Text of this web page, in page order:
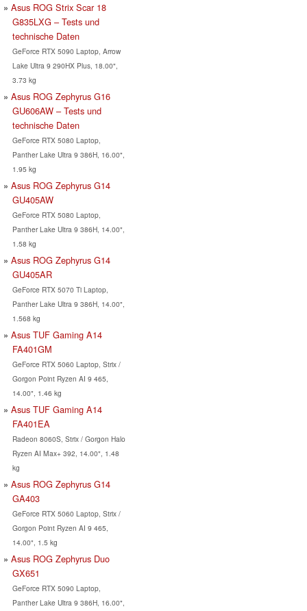
Asus ROG Strix Scar 18
G835LXG – Tests und
technische Daten
GeForce RTX 5090 Laptop, Arrow
Lake Ultra 9 290HX Plus, 18.00",
3.73 kg
Asus ROG Zephyrus G16
GU606AW – Tests und
technische Daten
GeForce RTX 5080 Laptop,
Panther Lake Ultra 9 386H, 16.00",
1.95 kg
Asus ROG Zephyrus G14
GU405AW
GeForce RTX 5080 Laptop,
Panther Lake Ultra 9 386H, 14.00",
1.58 kg
Asus ROG Zephyrus G14
GU405AR
GeForce RTX 5070 Ti Laptop,
Panther Lake Ultra 9 386H, 14.00",
1.568 kg
Asus TUF Gaming A14
FA401GM
GeForce RTX 5060 Laptop, Strix /
Gorgon Point Ryzen AI 9 465,
14.00", 1.46 kg
Asus TUF Gaming A14
FA401EA
Radeon 8060S, Strix / Gorgon Halo
Ryzen AI Max+ 392, 14.00", 1.48
kg
Asus ROG Zephyrus G14
GA403
GeForce RTX 5060 Laptop, Strix /
Gorgon Point Ryzen AI 9 465,
14.00", 1.5 kg
Asus ROG Zephyrus Duo
GX651
GeForce RTX 5090 Laptop,
Panther Lake Ultra 9 386H, 16.00",